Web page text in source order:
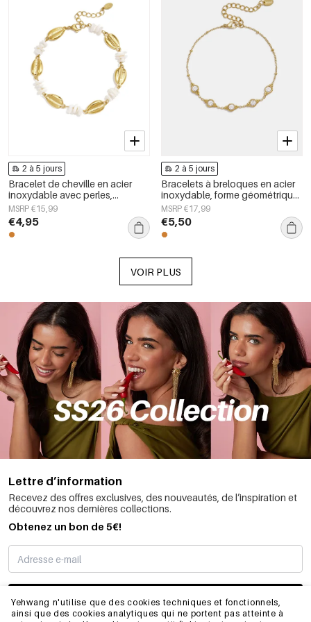
Yehwang n'utilise que des cookies techniques et fonctionnels,
ainsi que des cookies analytiques qui ne portent pas atteinte à
2 à 5 jours
Bracelet de cheville en acier
inoxydable avec perles,
collection Simple Daily Simple,
bijoux pour femmes
MSRP €15,99
€4,95
2 à 5 jours
Bracelets à breloques en acier
inoxydable, forme géométrique,
collection Simple Daily Simple,
bijoux pour femmes
MSRP €17,99
€5,50
VOIR PLUS
Lettre d’information
Recevez des offres exclusives, des nouveautés, de l’inspiration et
découvrez nos dernières collections.
Obtenez un bon de 5€!
JE M’INSCRIS